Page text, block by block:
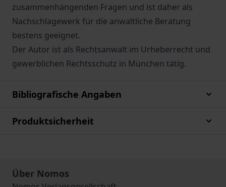
zusammenhängenden Fragen und ist daher als
Nachschlagewerk für die anwaltliche Beratung
bestens geeignet.
Der Autor ist als Rechtsanwalt im Urheberrecht und
gewerblichen Rechtsschutz in München tätig.
Bibliografische Angaben
Produktsicherheit
Über Nomos